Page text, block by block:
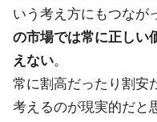
いう考え方にもつなが
の市場では常に正しい
えない。
常に割高だったり割安
考えるのが現実的だと